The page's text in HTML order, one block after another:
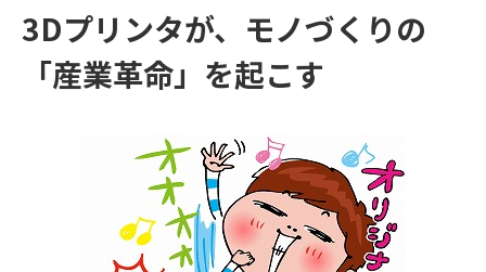
大学・短大の資料種類から請求
総合型選抜・学校推薦型選抜 募
大学入学共通テスト利用選抜の
募集要項＆願書
3Dプリンタが、モノづくりの
「産業革命」を起こす